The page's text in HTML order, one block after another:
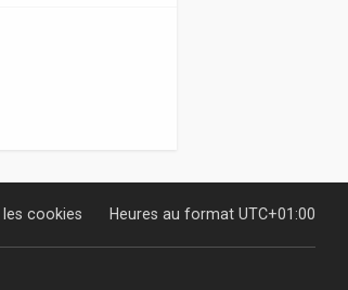
Heures au format UTC+01:00
cookies